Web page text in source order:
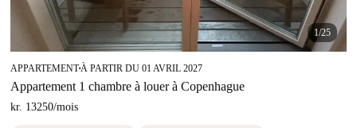
1/25
APPARTEMENT■À PARTIR DU 01 AVRIL 2027
Appartement 1 chambre à louer à Copenhague
kr. 13250/mois